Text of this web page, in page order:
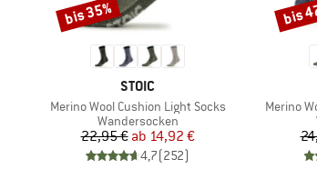
MARKE
STOIC
Artikel
Merino Wool Cushion Light Socks
Produktgruppe
Wandersocken
Preis
22,95 € reduzierter Preis
ab 14,92 €
4,7(252)
Rabatt
bis 35%
Artikel
Merino
Rabatt
bis